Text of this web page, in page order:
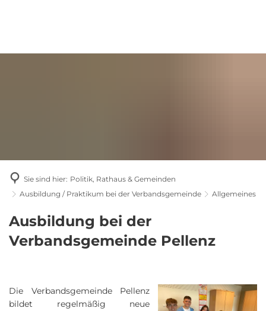
Sie sind hier: Politik, Rathaus & Gemeinden
Ausbildung / Praktikum bei der Verbandsgemeinde
Allgemeines
Allgemeines
Ausbildung bei der
Verbandsgemeinde Pellenz
Die Verbandsgemeinde Pellenz
bildet regelmäßig neue